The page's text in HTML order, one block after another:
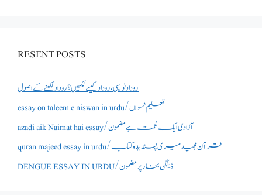
RESENT POSTS
روداد نویسی ،روداد کیسے لکھیں؟ روداد لکھنے کے اصول
essay on taleem e niswan in urdu/تعلیم نسواں
azadi aik Naimat hai essay/آزادی ایک نعمت ہے مضمون
quran majeed essay in urdu/قرآن مجید میری پسندیدہ کتاب
DENGUE ESSAY IN URDU/ڈینگی بخار پر مضمون